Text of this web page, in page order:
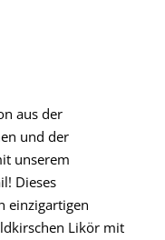
aus der
und der
unserem
Dieses
einzigartigen
Likör mit